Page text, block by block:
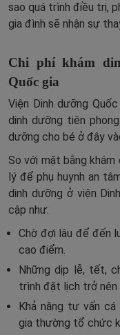
sao quá trình điều trị,
gia đình sẽ nhận sự
Chi phí khám
Quốc gia
Viện Dinh dưỡng
dinh dưỡng tiên
dưỡng cho bé ở đây
So với mặt bằng khám
lý để phụ huynh an
dinh dưỡng ở viện
cập như:
Chờ đợi lâu để đến
cao điểm.
Những dịp lễ, tết,
trình đặt lịch trở nên
Khả năng tư vấn cá
gia thường tổ chức